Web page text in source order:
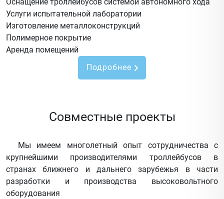
Услуги испытательной лаборатории
Изготовление металлоконструкций
Полимерное покрытие
Аренда помещений
Подробнее
Совместные проекты
Мы имеем многолетный опыт сотрудничества с
крупнейшими производителями троллейбусов в
странах ближнего и дальнего зарубежья в части
разработки и производства высоковольтного
оборудования